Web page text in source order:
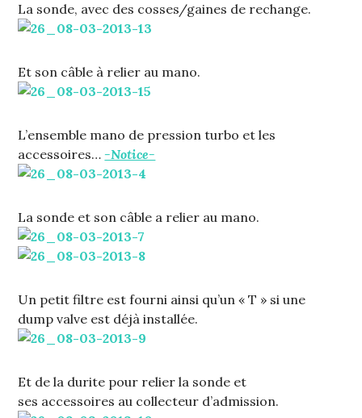
La sonde, avec des cosses/gaines de rechange.
Et son câble à relier au mano.
L’ensemble mano de pression turbo et les
accessoires…-Notice-
La sonde et son câble a relier au mano.
Un petit filtre est fourni ainsi qu’un « T » si une
dump valve est déjà installée.
Et de la durite pour relier la sonde et
ses accessoires au collecteur d’admission.